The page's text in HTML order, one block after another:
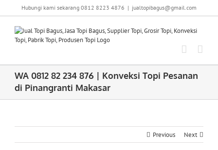
Hubungi kami sekarang 0812 8223 4876 | jualtopibagus@gmail.com
WA 0812 82 234 876 | Konveksi Topi Pesanan
di Pinangranti Makasar
Previous Next